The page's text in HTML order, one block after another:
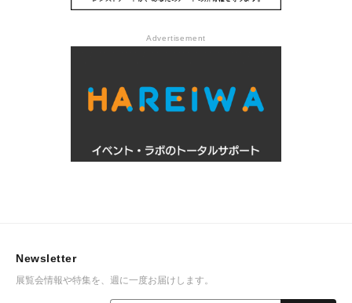
Advertisement
Newsletter
展覧会情報や特集を、週に一度お届けします。